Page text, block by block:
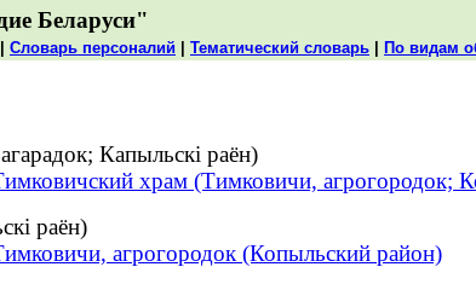
Беларуси"
Словарь персоналий Тематический словарь По видам
Капыльскі раён)
храм (Тимковичи, агрогородок;
раён)
агрогородок (Копыльский район)